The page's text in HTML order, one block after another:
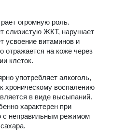
огромную роль.
слизистую ЖКТ, нарушает
усвоение витаминов и
отражается на коже через
клеток.
употребляет алкоголь,
хроническому воспалению
в виде высыпаний.
характерен при
с неправильным режимом